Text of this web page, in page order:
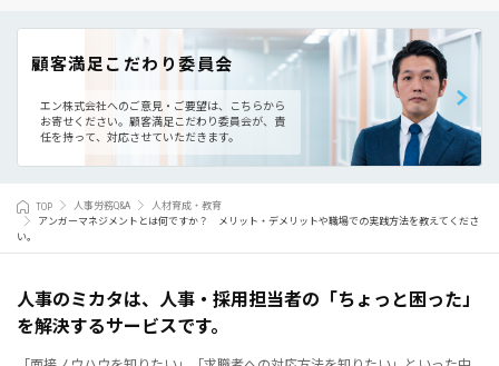
顧客満足こだわり委員会
エン株式会社へのご意見・ご要望は、こちらから
お寄せください。 顧客満足こだわり委員会が、責
任を持って、対応させていただきます。
TOP 人事労務Q&A
人材育成・教育
アンガーマネジメントとは何ですか？ メリット・デメリットや職場での実践方法を教えてくださ
い。
人事のミカタは、人事・採用担当者の「ちょっと困った」
を解決するサービスです。